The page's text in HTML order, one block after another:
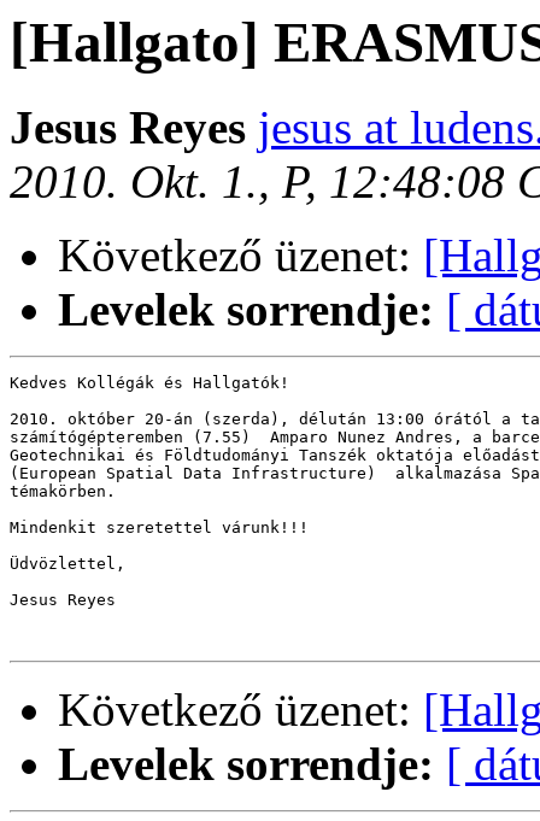
[Hallgato]
Jesus Reyes jesus at
2010. Okt. 1., P, 12:48:08
Következő üzenet:
Levelek sorrendje: [
Kedves Kollégák és Hallgatók!
2010. október 20-án (szerda), délután 13:00 órától a
számítógépteremben (7.55)  Amparo Nunez Andres, a
Geotechnikai és Földtudományi Tanszék oktatója
(European Spatial Data Infrastructure)  alkalmazása
témakörben.
Mindenkit szeretettel várunk!!!
Üdvözlettel,
Jesus Reyes
Következő üzenet:
Levelek sorrendje: [